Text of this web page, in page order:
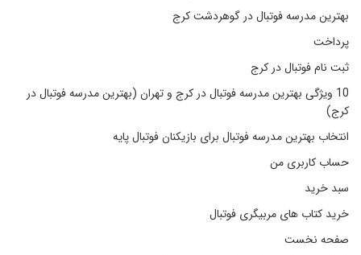
بهترین مدرسه فوتبال در گوهردشت کرج
پرداخت
ثبت نام فوتبال در کرج
10 ویژگی بهترین مدرسه فوتبال در کرج و تهران (بهترین مدرسه فوتبال در
کرج)
انتخاب بهترین مدرسه فوتبال برای بازیکنان فوتبال پایه
حساب کاربری من
سبد خرید
خرید کتاب های مربیگری فوتبال
صفحه نخست